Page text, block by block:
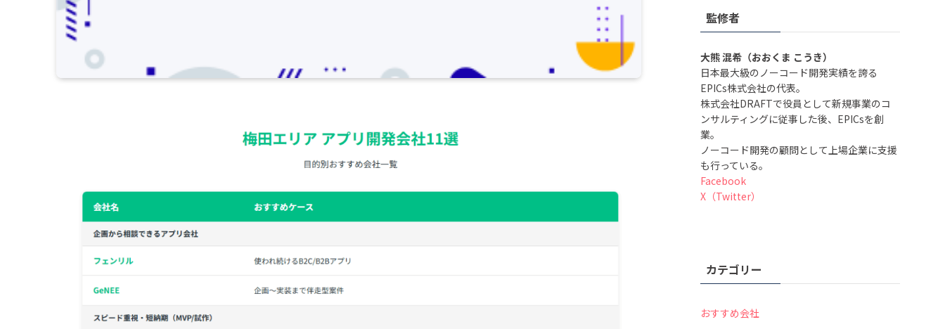
監修者
大熊 混希（おおくま こうき）
日本最大級のノーコード開発実績を誇る
EPICs株式会社の代表。
株式会社DRAFTで役員として新規事業のコ
ンサルティングに従事した後、EPICsを創
業。
ノーコード開発の顧問として上場企業に支援
も行っている。
Facebook
X（Twitter）
カテゴリー
おすすめ会社